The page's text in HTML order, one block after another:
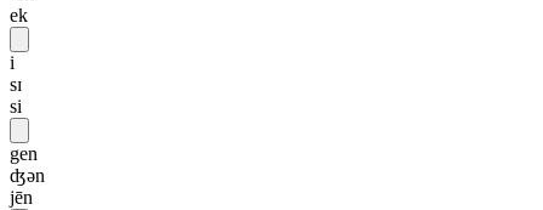
ek
i
sɪ
si
gen
ʤən
jēn